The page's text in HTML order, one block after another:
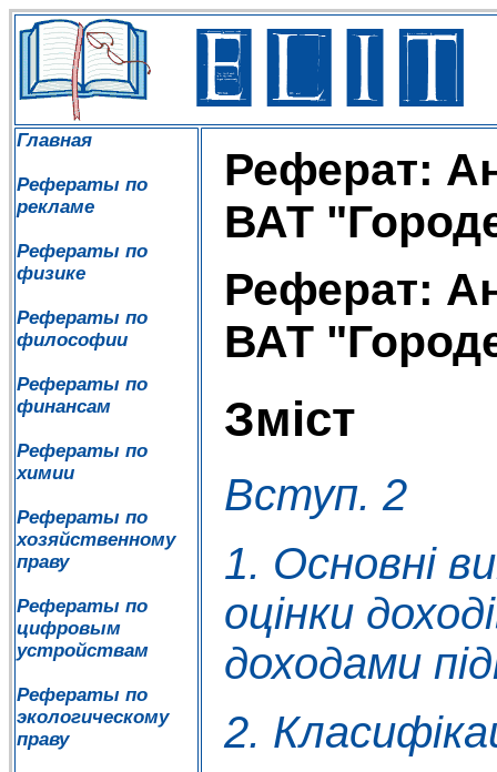
Главная
Рефераты по
рекламе
Рефераты по
физике
Рефераты по
философии
Рефераты по
финансам
Рефераты по
химии
Рефераты по
хозяйственному
праву
Рефераты по
цифровым
устройствам
Рефераты по
экологическому
праву
Реферат:
ВАТ
Реферат:
ВАТ
Зміст
Вступ. 2
1. Основні
оцінки
доходами
2.